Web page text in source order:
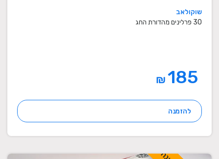
שוקולאב
30 פרלינים מהדורת החג
₪
להזמנה